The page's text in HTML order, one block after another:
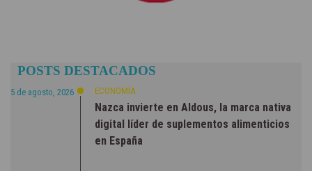
POSTS DESTACADOS
5 de agosto, 2026 ECONOMÍA
Nazca invierte en Aldous, la marca nativa
digital líder de suplementos alimenticios
en España